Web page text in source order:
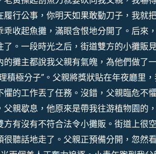
行公事，你明天如果敢動刀子，我就
收起魚攤，滿眼含恨地分開了。后來
。一段時光之后，街道雙方的小攤販
攤主都說我父親有氣魄，為他們做了
積極分子”。父親將獎狀貼在年夜廳里
的工作丟了任務。沒錯，父親臨危不
親歇息，他原來是帶我往游植物園的
有沒有不符合法令小攤販。街道上很
聽話地走了。父親正預備分開，忽然